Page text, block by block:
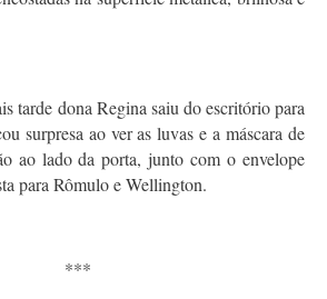
tarde dona Regina saiu do escritório para
surpresa ao ver as luvas e a máscara de
ao lado da porta, junto com o envelope
para Rômulo e Wellington.
***